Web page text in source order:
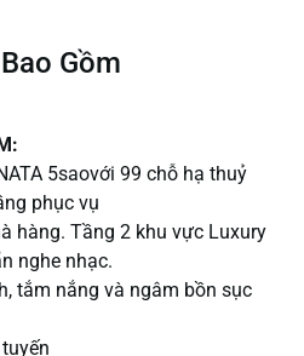
Gồm
5saovới 99 chỗ hạ thuỷ
phục vụ
hàng. Tầng 2 khu vực Luxury
nghe nhạc.
tắm nắng và ngâm bồn sục